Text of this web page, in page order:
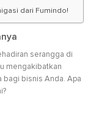
dari Fumindo!
nya
serangga di
mengakibatkan
bagi bisnis Anda. Apa